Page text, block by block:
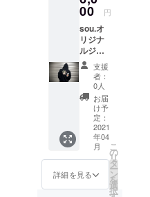
す。 ブ
レイン
ボーの
み
100〜
150.S.M
.L.XL.X
XL 支援
者様限
定、
10%off
にてご
提供さ
せてい
ただき
トしま
した
コット
ン
100％
カラバ
リ豊富
で各サ
イズご
用意で
きま
す。 支
援者様
限定、
10%off
にてご
00 円
sou.オ
リジナ
ルジッ
プアッ
プパー
カー 夏
以外の
シーズ
ンに着
れる薄
手の生
地の
ジップ
アップ
パー
支援
者：
0人
お届
け予
定：
2021
年04
月
詳細を見る
こ
の
リ
タ
ー
ン
を
選
択